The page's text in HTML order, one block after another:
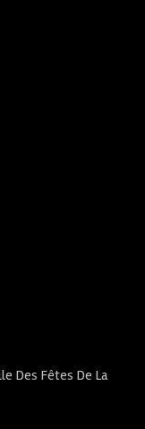
Des Fêtes De La